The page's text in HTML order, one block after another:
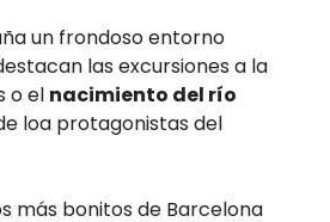
un frondoso entorno
las excursiones a la
o el nacimiento del río
loa protagonistas del